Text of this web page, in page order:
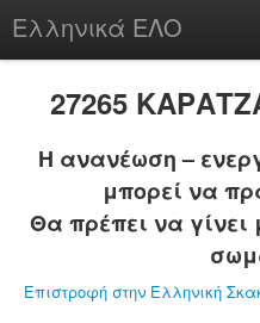
Ελληνικά ΕΛΟ
chesstu.be @ discord
Login
27265
Η ανανέωση –
μπορεί να
Θα πρέπει να
Επιστροφή στην Ελληνική